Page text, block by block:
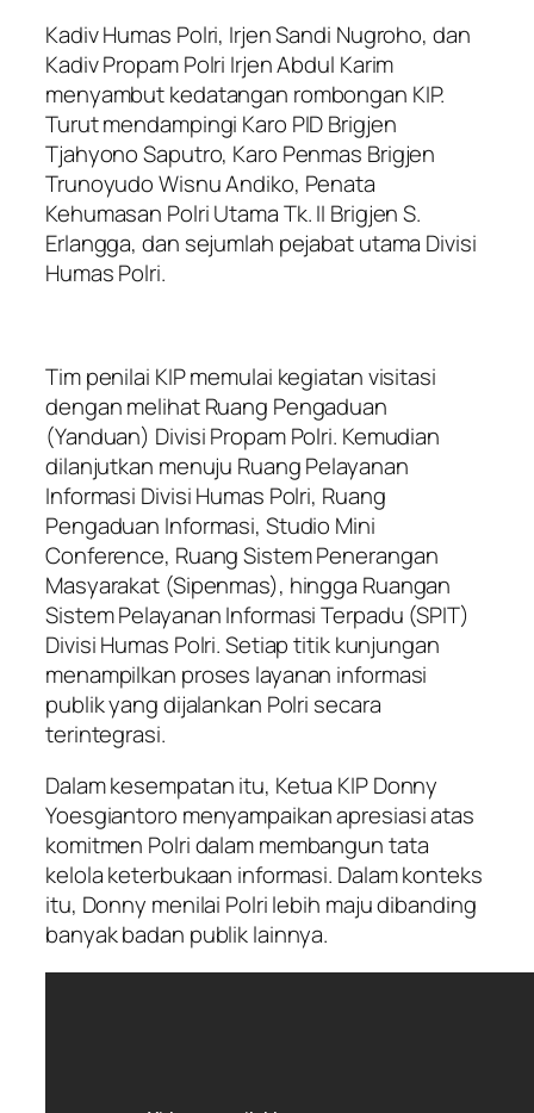
Kadiv Humas Polri, Irjen Sandi Nugroho, dan
Kadiv Propam Polri Irjen Abdul Karim
menyambut kedatangan rombongan KIP.
Turut mendampingi Karo PID Brigjen
Tjahyono Saputro, Karo Penmas Brigjen
Trunoyudo Wisnu Andiko, Penata
Kehumasan Polri Utama Tk. II Brigjen S.
Erlangga, dan sejumlah pejabat utama Divisi
Humas Polri.
Tim penilai KIP memulai kegiatan visitasi
dengan melihat Ruang Pengaduan
(Yanduan) Divisi Propam Polri. Kemudian
dilanjutkan menuju Ruang Pelayanan
Informasi Divisi Humas Polri, Ruang
Pengaduan Informasi, Studio Mini
Conference, Ruang Sistem Penerangan
Masyarakat (Sipenmas), hingga Ruangan
Sistem Pelayanan Informasi Terpadu (SPIT)
Divisi Humas Polri. Setiap titik kunjungan
menampilkan proses layanan informasi
publik yang dijalankan Polri secara
terintegrasi.
Dalam kesempatan itu, Ketua KIP Donny
Yoesgiantoro menyampaikan apresiasi atas
komitmen Polri dalam membangun tata
kelola keterbukaan informasi. Dalam konteks
itu, Donny menilai Polri lebih maju dibanding
banyak badan publik lainnya.